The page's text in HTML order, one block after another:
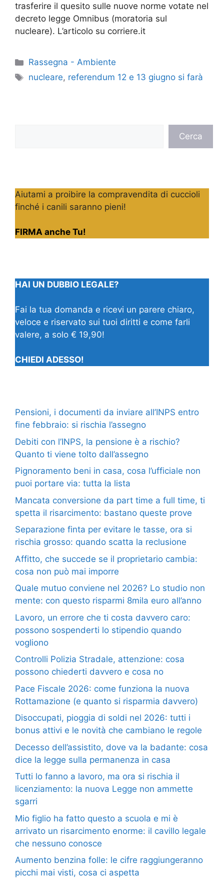
trasferire il quesito sulle nuove norme votate nel
decreto legge Omnibus (moratoria sul
nucleare). L’articolo su corriere.it
Categorie
Rassegna - Ambiente
Tag
nucleare, referendum 12 e 13 giugno si farà
Cerca
Aiutami a proibire la compravendita di cuccioli
finché i canili saranno pieni!
FIRMA anche Tu!
HAI UN DUBBIO LEGALE?
Fai la tua domanda e ricevi un parere chiaro,
veloce e riservato sui tuoi diritti e come farli
valere, a solo € 19,90!
CHIEDI ADESSO!
Pensioni, i documenti da inviare all’INPS entro
fine febbraio: si rischia l’assegno
Debiti con l’INPS, la pensione è a rischio?
Quanto ti viene tolto dall’assegno
Pignoramento beni in casa, cosa l’ufficiale non
puoi portare via: tutta la lista
Mancata conversione da part time a full time, ti
spetta il risarcimento: bastano queste prove
Separazione finta per evitare le tasse, ora si
rischia grosso: quando scatta la reclusione
Affitto, che succede se il proprietario cambia:
cosa non può mai imporre
Quale mutuo conviene nel 2026? Lo studio non
mente: con questo risparmi 8mila euro all’anno
Lavoro, un errore che ti costa davvero caro:
possono sospenderti lo stipendio quando
vogliono
Controlli Polizia Stradale, attenzione: cosa
possono chiederti davvero e cosa no
Pace Fiscale 2026: come funziona la nuova
Rottamazione (e quanto si risparmia davvero)
Disoccupati, pioggia di soldi nel 2026: tutti i
bonus attivi e le novità che cambiano le regole
Decesso dell’assistito, dove va la badante: cosa
dice la legge sulla permanenza in casa
Tutti lo fanno a lavoro, ma ora si rischia il
licenziamento: la nuova Legge non ammette
sgarri
Mio figlio ha fatto questo a scuola e mi è
arrivato un risarcimento enorme: il cavillo legale
che nessuno conosce
Aumento benzina folle: le cifre raggiungeranno
picchi mai visti, cosa ci aspetta